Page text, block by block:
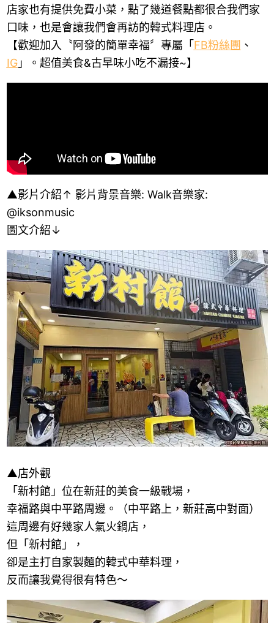
店家也有提供免費小菜，點了幾道餐點都很合我們家
口味，也是會讓我們會再訪的韓式料理店。
【歡迎加入〝阿發的簡單幸福〞專屬「 FB粉絲團 、
IG」。超值美食&古早味小吃不漏接~】
▲影片介紹↑ 影片背景音樂: Walk音樂家:
@iksonmusic
圖文介紹↓
▲店外觀
「新村館」位在新莊的美食一級戰場，
幸福路與中平路周邊。（中平路上，新莊高中對面）
這周邊有好幾家人氣火鍋店，
但「新村館」，
卻是主打自家製麵的韓式中華料理，
反而讓我覺得很有特色～